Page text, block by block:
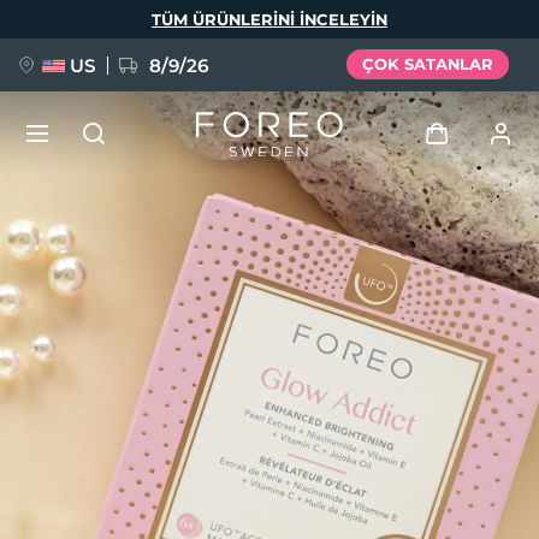
TÜM ÜRÜNLERINI INCELEYIN
US 8/9/26 ÇOK SATANLAR
Giriş
Kullanici profi̇li̇
Cihazlarım
Siparişlerim
Adresim
Aboneliklerim
YENİ
FAQ™ Pure Beauty-Tech Elixir
BREAKING NEWS
issa™ Teeth Whitening Set
Dil Seçimi
English Deutsch
Español
Français
Italiano
Português
Svenska
Русский
简体中文 繁體中文